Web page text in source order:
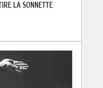
LA SONNETTE